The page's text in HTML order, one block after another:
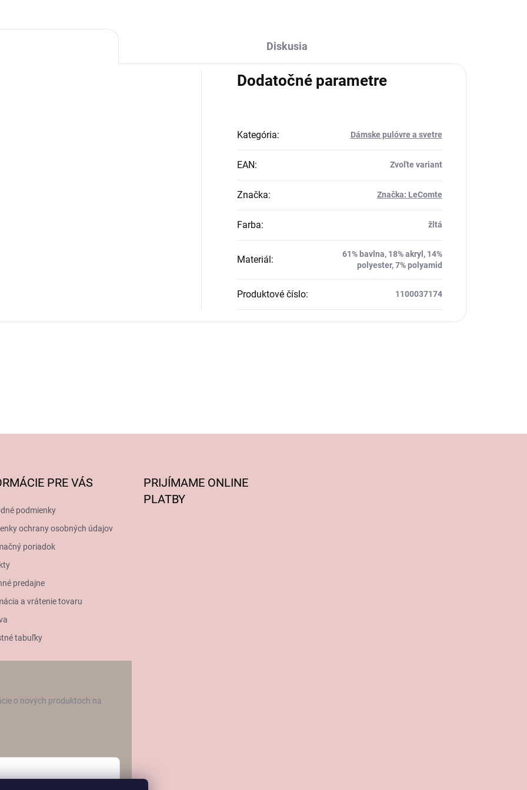
Diskusia
Dodatočné parametre
Kategória: Dámske pulóvre a svetre
EAN: Zvoľte variant
Značka: Značka: LeComte
Farba: žltá
Materiál:
61% bavlna, 18% akryl, 14%
polyester, 7% polyamid
Produktové číslo: 1100037174
PRE VÁS
podmienky
ochrany osobných údajov
poriadok
predajne
a vrátenie tovaru
tabuľky
PRIJÍMAME ONLINE
PLATBY
o nových produktoch na